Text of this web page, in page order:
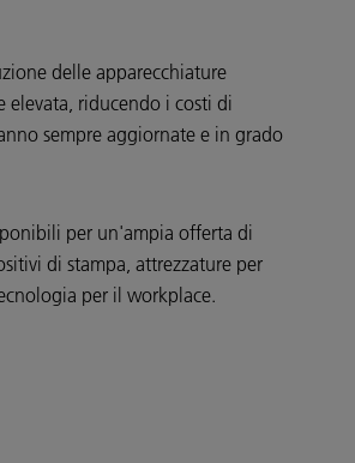
delle apparecchiature
elevata, riducendo i costi di
sempre aggiornate e in grado
per un'ampia offerta di
di stampa, attrezzature per
per il workplace.